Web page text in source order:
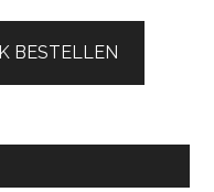
BESTELLEN